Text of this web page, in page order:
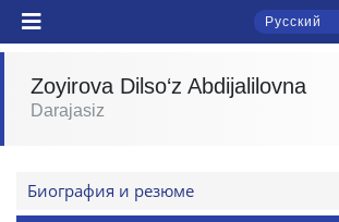
Русский
Zoyirova Dilso‘z Abdijalilovna
Darajasiz
Биография и резюме
Чат приёмной комиссии ТГЮУ
Онлайн
приёмной комиссии ТГЮУ.